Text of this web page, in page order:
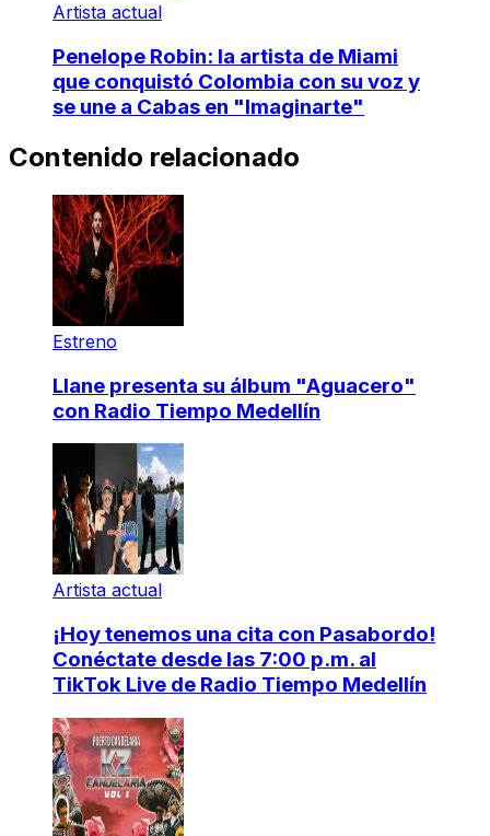
Artista actual
Penelope Robin: la artista de Miami
que conquistó Colombia con su voz y
se une a Cabas en "Imaginarte"
Contenido relacionado
Estreno
Llane presenta su álbum "Aguacero"
con Radio Tiempo Medellín
Artista actual
¡Hoy tenemos una cita con Pasabordo!
Conéctate desde las 7:00 p.m. al
TikTok Live de Radio Tiempo Medellín